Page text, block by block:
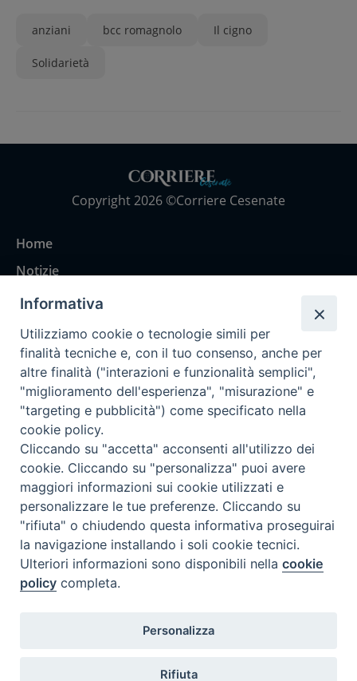
anziani bcc romagnolo Il cigno
Solidarietà
Copyright 2026 ©Corriere Cesenate
Home
Notizie
Rubriche
Chi siamo
Come abbonarsi
Contatti
Informativa
Utilizziamo cookie o tecnologie simili per
finalità tecniche e, con il tuo consenso, anche per
altre finalità ("interazioni e funzionalità semplici",
"miglioramento dell'esperienza", "misurazione" e
"targeting e pubblicità") come specificato nella
cookie policy.
Cliccando su "accetta" acconsenti all'utilizzo dei
cookie. Cliccando su "personalizza" puoi avere
maggiori informazioni sui cookie utilizzati e
personalizzare le tue preferenze. Cliccando su
"rifiuta" o chiudendo questa informativa proseguirai
la navigazione installando i soli cookie tecnici.
Ulteriori informazioni sono disponibili nellacookie
policy completa.
Personalizza
Rifiuta